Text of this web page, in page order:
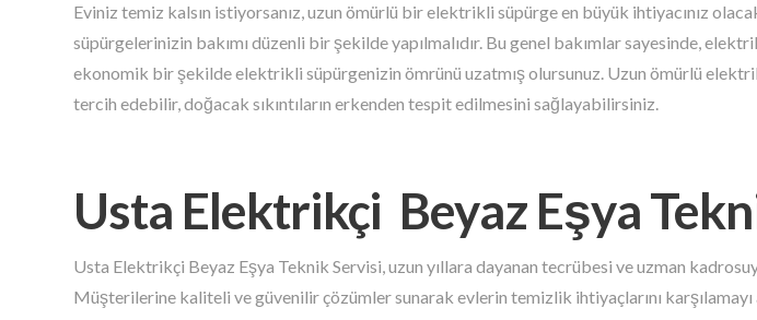
Eviniz temiz kalsın istiyorsanız, uzun ömürlü bir elektrikli süpürge en büyük ihtiyacınız
süpürgelerinizin bakımı düzenli bir şekilde yapılmalıdır. Bu genel bakımlar sayesinde,
ekonomik bir şekilde elektrikli süpürgenizin ömrünü uzatmış olursunuz. Uzun ömürlü
tercih edebilir, doğacak sıkıntıların erkenden tespit edilmesini sağlayabilirsiniz.
Usta Elektrikçi Beyaz Eşya
Usta Elektrikçi Beyaz Eşya Teknik Servisi, uzun yıllara dayanan tecrübesi ve uzman
Müşterilerine kaliteli ve güvenilir çözümler sunarak evlerin temizlik ihtiyaçlarını karşılamayı